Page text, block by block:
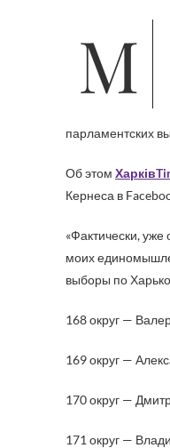
Мэр Харькова Геннадий
парламентских
Об этом
Кернеса в
«Фактически,
моих
выборы по
168 округ —
169 округ —
170 округ —
171 округ —